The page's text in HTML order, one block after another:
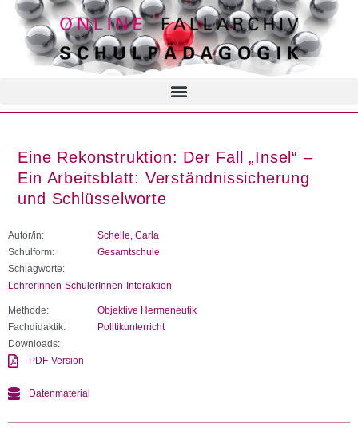
Eine Rekonstruktion: Der Fall „Insel“ –
Ein Arbeitsblatt: Verständnissicherung
und Schlüsselworte
Autor/in:
Schelle, Carla
Schulform:
Gesamtschule
Schlagworte:
LehrerInnen-SchülerInnen-Interaktion
Methode:
Objektive Hermeneutik
Fachdidaktik:
Politikunterricht
Downloads:
PDF-Version
Datenmaterial